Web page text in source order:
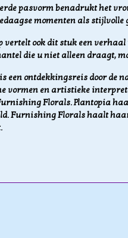
pasvorm benadrukt het
momenten als stijlvolle
vertelt ook dit stuk een
die u niet alleen draagt,
is een ontdekkingsreis door
vormen en artistieke
Florals. Plantopia
Furnishing Florals haalt